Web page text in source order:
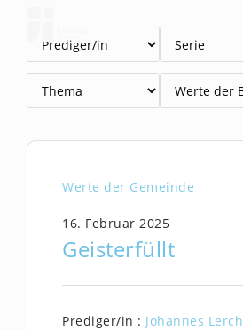
springen
Werte der Gemeinde
Geisterfüllt
16. Februar 2025
Prediger/in : Johannes Lerch